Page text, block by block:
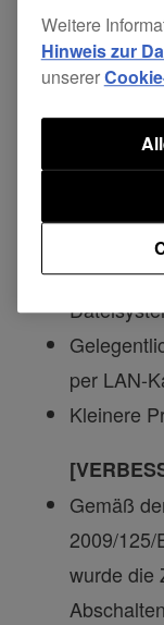
CDJ-
3000
[BEHOBEN]
Probleme
per LAN-
Kleinere
Gemäß
2009/125/
wurde die
Weitere
Hinweis zur
unserer